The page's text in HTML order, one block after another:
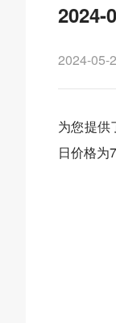
2024-
2024-05-
为您提供
日价格为